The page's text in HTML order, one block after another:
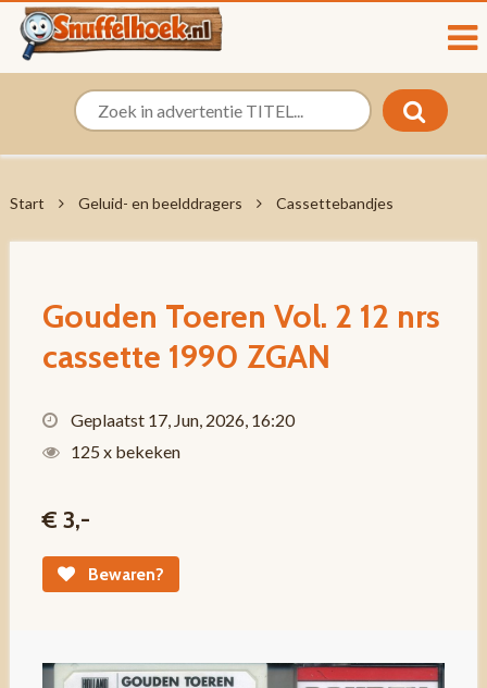
Start Geluid- en beelddragers Cassettebandjes
Gouden Toeren Vol. 2 12 nrs
cassette 1990 ZGAN
Geplaatst 17, Jun, 2026, 16:20
125 x bekeken
€ 3,-
Bewaren?